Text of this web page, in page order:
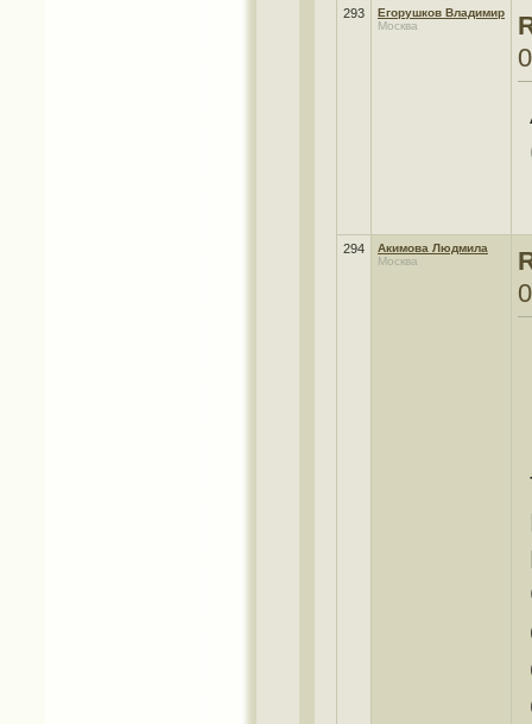
293
Егорушков Владимир
Москва
294
Акимова Людмила
Москва